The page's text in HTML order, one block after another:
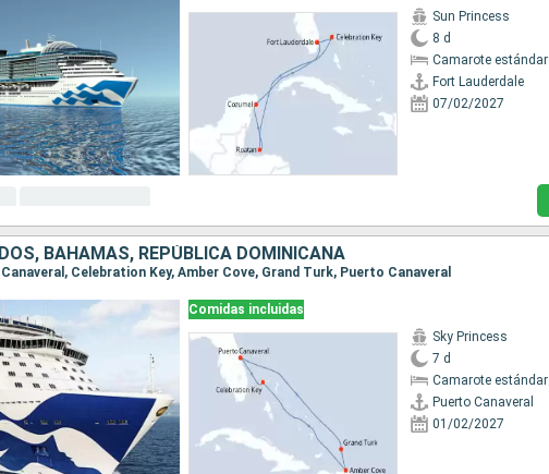
Sun Princess
8 d
Camarote estándar
Fort Lauderdale
07/02/2027
BAHAMAS, REPÚBLICA DOMINICANA
Celebration Key, Amber Cove, Grand Turk, Puerto Canaveral
Comidas incluidas
Sky Princess
7 d
Camarote estándar
Puerto Canaveral
01/02/2027